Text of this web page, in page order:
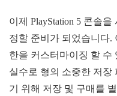
이제 PlayStation 5 콘솔
정할 준비가 되었습니다.
한을 커스터마이징 할 수
실수로 형의 소중한 저장
기 위해 저장 및 구매를